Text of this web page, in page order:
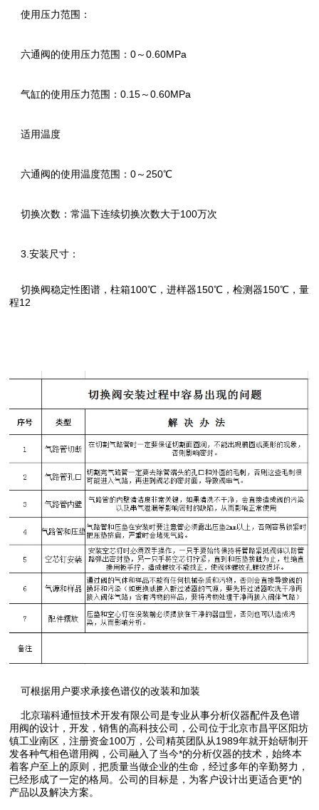
使用压力范围：
六通阀的使用压力范围：0～0.60MPa
气缸的使用压力范围：0.15～0.60MPa
适用温度
六通阀的使用温度范围：0～250℃
切换次数：常温下连续切换次数大于100万次
3.安装尺寸：
切换阀稳定性图谱，柱箱100℃，进样器150℃，检测器150℃，量
程12
可根据用户要求承接色谱仪的改装和加装
北京瑞科通恒技术开发有限公司是专业从事分析仪器配件及色谱
用阀的设计，开发，销售的高科技公司，公司位于北京市昌平区阳坊
镇工业南区，注册资金100万，公司精英团队从1989年就开始研制开
发各种气相色谱用阀，公司融入了当今*的分析仪器的技术，始终本
着客户至上的原则，把质量当做企业的生命，经过多年的辛勤努力，
已经形成了一定的格局。公司的目标是，为客户设计出更适合更*的
产品以及解决方案。